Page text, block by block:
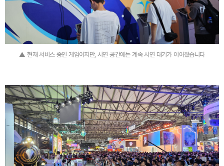
▲ 현재 서비스 중인 게임이지만, 시연 공간에는 계속 시연 대기가 이어졌습니다